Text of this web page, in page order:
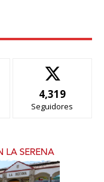
4,319
Seguidores